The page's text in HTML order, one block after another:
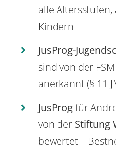
alle
Kindern
JusProg-
sind von der
anerkannt (§ 11
JusProgfür
von der Stiftung
bewertet –